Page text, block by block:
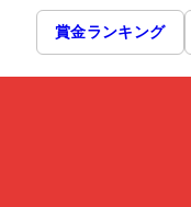
賞金ランキング